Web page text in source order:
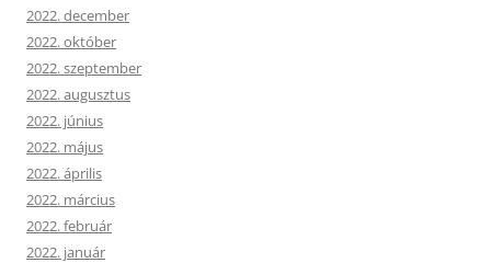
2022. december
2022. október
2022. szeptember
2022. augusztus
2022. június
2022. május
2022. április
2022. március
2022. február
2022. január